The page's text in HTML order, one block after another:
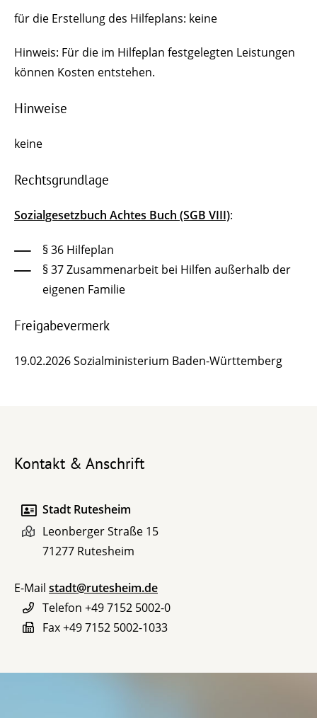
für die Erstellung des Hilfeplans: keine
Hinweis: Für die im Hilfeplan festgelegten Leistungen
können Kosten entstehen.
Hinweise
keine
Rechtsgrundlage
Sozialgesetzbuch Achtes Buch (SGB VIII):
§ 36 Hilfeplan
§ 37 Zusammenarbeit bei Hilfen außerhalb der
eigenen Familie
Freigabevermerk
19.02.2026 Sozialministerium Baden-Württemberg
Kontakt & Anschrift
Stadt Rutesheim
Leonberger Straße 15
71277 Rutesheim
E-Mail stadt@rutesheim.de
Telefon +49 7152 5002-0
Fax+49 7152 5002-1033